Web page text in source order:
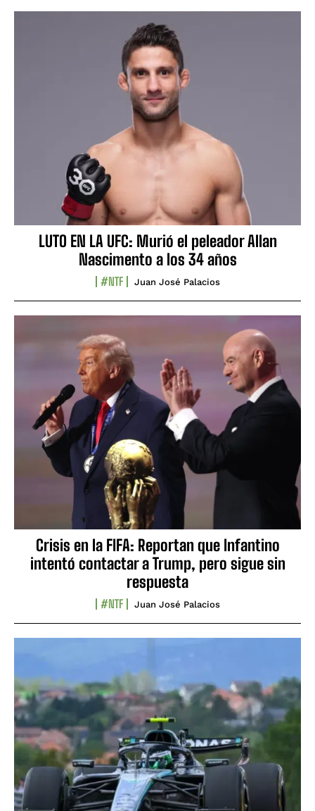
LUTO EN LA UFC: Murió el peleador Allan
Nascimento a los 34 años
#NTF Juan José Palacios
Crisis en la FIFA: Reportan que Infantino
intentó contactar a Trump, pero sigue sin
respuesta
#NTF Juan José Palacios